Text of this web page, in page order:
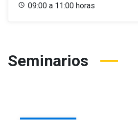
09:00 a 11:00 horas
Seminarios